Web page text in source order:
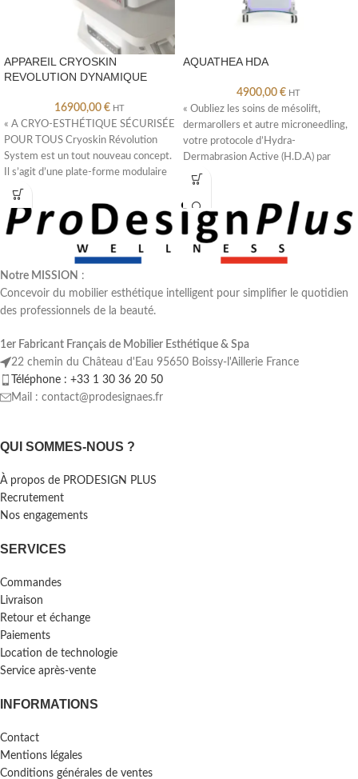
APPAREIL CRYOSKIN
REVOLUTION DYNAMIQUE
16900,00 € HT
« A CRYO-ESTHÉTIQUE SÉCURISÉE
POUR TOUS Cryoskin Révolution
System est un tout nouveau concept.
Il s’agit d’une plate-forme modulaire
et multiapplications
AQUATHEA HDA
4900,00 € HT
« Oubliez les soins de mésolift,
dermarollers et autre microneedling,
votre protocole d’Hydra-
Dermabrasion Active (H.D.A) par
AQUATHÉA est une excellente
Notre MISSION :
Concevoir du mobilier esthétique intelligent pour simplifier le quotidien
des professionnels de la beauté.
1er Fabricant Français de Mobilier Esthétique & Spa
22 chemin du Château d'Eau 95650 Boissy-l'Aillerie France
Téléphone : +33 1 30 36 20 50
Mail : contact@prodesignaes.fr
QUI SOMMES-NOUS ?
À propos de PRODESIGN PLUS
Recrutement
Nos engagements
SERVICES
Commandes
Livraison
Retour et échange
Paiements
Location de technologie
Service après-vente
INFORMATIONS
Contact
Mentions légales
Conditions générales de ventes